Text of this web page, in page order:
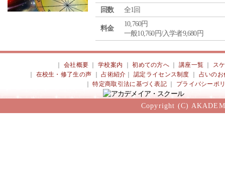
回数
全1回
料金
10,760円
一般10,760円/入学者9,680円
会社概要 ｜学校案内 ｜初めての方へ 講座一覧
ス
在校生・修了生の声 ｜占術紹介 ｜認定ライセンス制度
占いのお
｜特定商取引法に基づく表記 プライバシーポ
Copyright (C)